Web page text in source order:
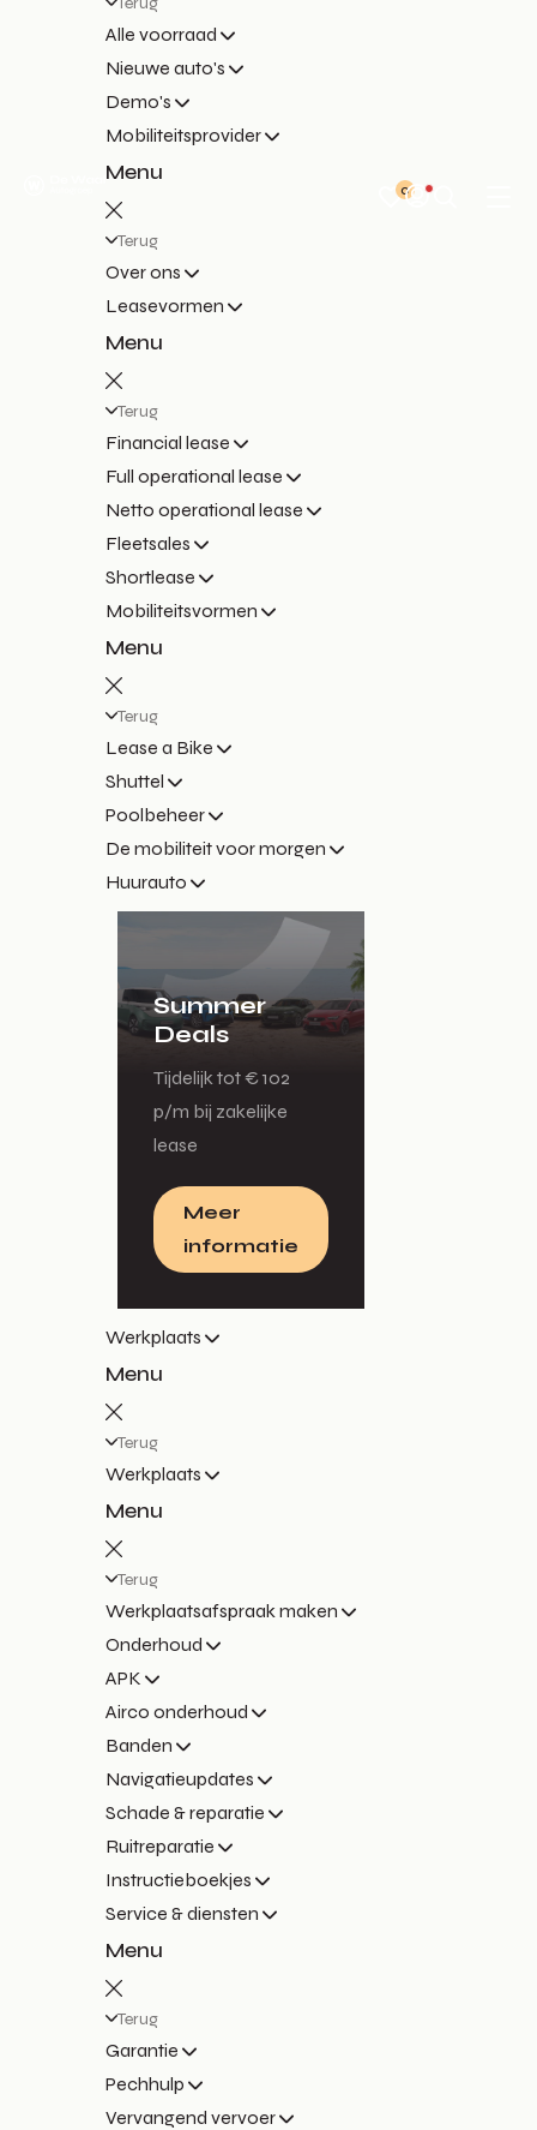
Alle voorraad
Nieuwe auto's
Demo's
Mobiliteitsprovider
Menu
Terug
Over ons
Leasevormen
Menu
Terug
Financial lease
Full operational lease
Netto operational lease
Fleetsales
Shortlease
Mobiliteitsvormen
Menu
Terug
Lease a Bike
Shuttel
Poolbeheer
De mobiliteit voor morgen
Huurauto
Summer
Deals
Tijdelijk tot € 102
p/m bij zakelijke
lease
Meer
informatie
Werkplaats
Menu
Terug
Werkplaats
Menu
Terug
Werkplaatsafspraak maken
Onderhoud
APK
Airco onderhoud
Banden
Navigatieupdates
Schade & reparatie
Ruitreparatie
Instructieboekjes
Service & diensten
Menu
Terug
Garantie
Pechhulp
Vervangend vervoer
0